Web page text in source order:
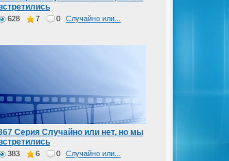
628 7 0 Случайно или...
Серия Случайно или нет, но мы
383 6 0 Случайно или...